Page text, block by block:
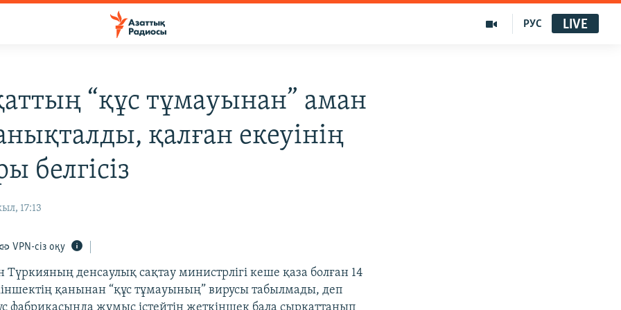
РУС LIVE
“құс тұмауынан” аман
қалған екеуінің
белгісіз
17:13
VPN-сіз оқу
денсаулық сақтау министрлігі кеше қаза болған 14
қанынан “құс тұмауының” вирусы табылмады, деп